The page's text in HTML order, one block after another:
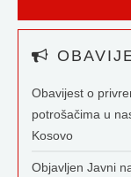
Obavijest o
potrošačima u
Kosovo
Objavljen Javni